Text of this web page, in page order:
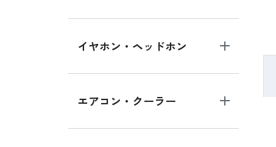
イヤホン・ヘッドホン
エアコン・クーラー